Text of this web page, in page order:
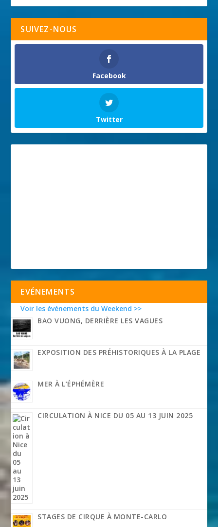
SUIVEZ-NOUS
Facebook
Twitter
EVÉNEMENTS
Voir les événements du Weekend >>
BAO VUONG, DERRIÈRE LES VAGUES
EXPOSITION DES PRÉHISTORIQUES À LA PLAGE
MER À L’ÉPHÉMÈRE
CIRCULATION À NICE DU 05 AU 13 JUIN 2025
STAGES DE CIRQUE À MONTE-CARLO